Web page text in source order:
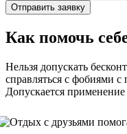
Отправить заявку
Как помочь
Нельзя допускать
справляться с фобиями
Допускается